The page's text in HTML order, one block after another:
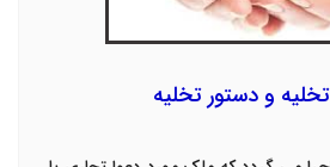
و دستور تخلیه